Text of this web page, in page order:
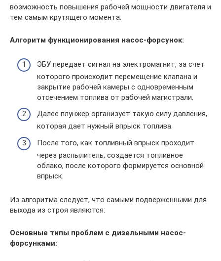
возможность повышения рабочей мощности двигателя и
тем самым крутящего момента.
Алгоритм функционирования насос-форсунок:
ЭБУ передает сигнал на электромагнит, за счет
которого происходит перемещение клапана и
закрытие рабочей камеры с одновременным
отсечением топлива от рабочей магистрали.
Далее плунжер организует такую силу давления,
которая дает нужный впрыск топлива.
После того, как топливный впрыск проходит
через распылитель, создается топливное
облако, после которого формируется основной
впрыск.
Из алгоритма следует, что самыми подверженными для
выхода из строя являются:
Основные типы проблем с дизельными насос-
форсунками: